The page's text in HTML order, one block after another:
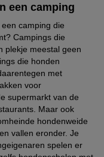
een camping
camping die
Campings die
plekje meestal geen
die honden
met
voor
supermarkt van de
Maar ook
hondenweide
vallen eronder. Je
spelen er